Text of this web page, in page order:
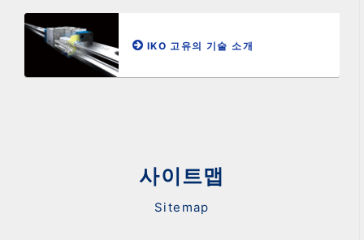
IKO 고유의 기술 소개
사이트맵
Sitemap